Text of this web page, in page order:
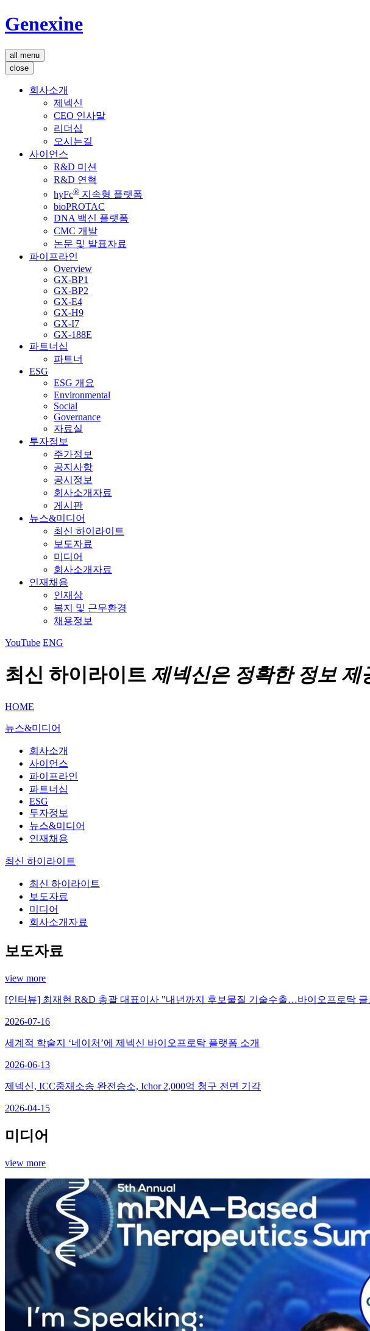
Genexine
all menu
close
회사소개
제넥신
CEO 인사말
리더십
오시는길
사이언스
R&D 미션
R&D 연혁
hyFc® 지속형 플랫폼
bioPROTAC
DNA 백신 플랫폼
CMC 개발
논문 및 발표자료
파이프라인
Overview
GX-BP1
GX-BP2
GX-E4
GX-H9
GX-I7
GX-188E
파트너십
파트너
ESG
ESG 개요
Environmental
Social
Governance
자료실
투자정보
주가정보
공지사항
공시정보
회사소개자료
게시판
뉴스&미디어
최신 하이라이트
보도자료
미디어
회사소개자료
인재채용
인재상
복지 및 근무환경
채용정보
YouTube ENG
최신 하이라이트 제넥신은 정확한 정보 제
HOME
뉴스&미디어
회사소개
사이언스
파이프라인
파트너십
ESG
투자정보
뉴스&미디어
인재채용
최신 하이라이트
최신 하이라이트
보도자료
미디어
회사소개자료
보도자료
view more
[인터뷰] 최재현 R&D 총괄 대표이사 "내년까지 후보물질 기술수출…바이오프로탁
2026-07-16
세계적 학술지 ‘네이처’에 제넥신 바이오프로탁 플랫폼 소개
2026-06-13
제넥신, ICC중재소송 완전승소, Ichor 2,000억 청구 전면 기각
2026-04-15
미디어
view more